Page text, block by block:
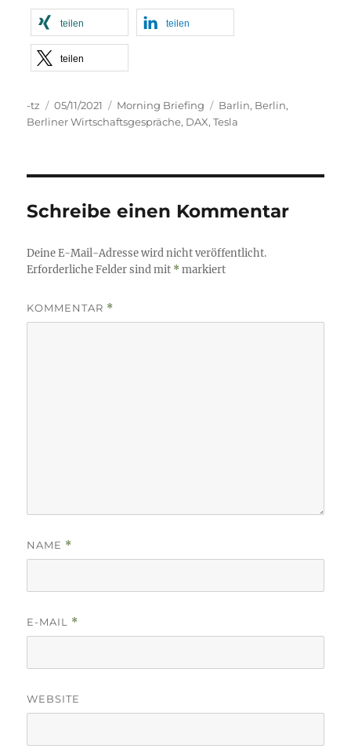
teilen teilen
teilen
Autor
-tz
Veröffentlicht
am
05/11/2021 Kategorien
Morning Briefing Schlagwörter
Barlin, Berlin,
Berliner Wirtschaftsgespräche, DAX,Tesla
Schreibe einen Kommentar
Deine E-Mail-Adresse wird nicht veröffentlicht.
Erforderliche Felder sind mit *markiert
KOMMENTAR *
NAME *
E-MAIL *
WEBSITE